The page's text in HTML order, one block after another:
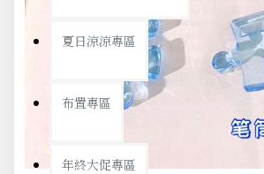
夏日涼涼專區
布置專區
年終大促專區